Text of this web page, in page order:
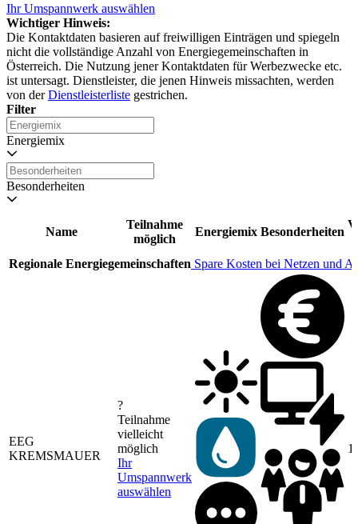
Ihr Umspannwerk auswählen
Wichtiger Hinweis:
Die Kontaktdaten basieren auf freiwilligen Einträgen und spiegeln
nicht die vollständige Anzahl von Energiegemeinschaften in
Österreich. Die Nutzung jener Kontaktdaten für Werbezwecke etc.
ist untersagt. Dienstleister, die jenen Hinweis missachten, werden
von derDienstleisterliste gestrichen.
Filter
Energiemix
Besonderheiten
Name
Teilnahme
möglich
Energiemix Besonderheiten
Regionale Energiegemeinschaften Spare Kosten bei Netzen und
EEG
KREMSMAUER
?
Teilnahme
vielleicht
möglich
Ihr
Umspannwerk
auswählen